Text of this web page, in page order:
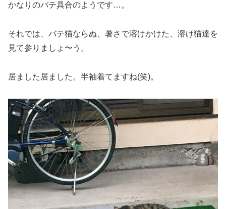
かなりのバテ具合のようです…。
それでは、バテ猫ならぬ、暑さで溶けかけた、溶け猫達を
見て参りましょ〜う。
居ました居ました。半袖着てますね(笑)。